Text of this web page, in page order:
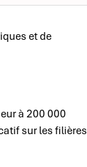
et de
à 200 000
sur les filières